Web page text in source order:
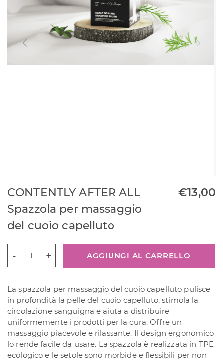
CONTENTLY AFTER ALL
Spazzola per massaggio
del cuoio capelluto
€13,00
AFTER
per
massaggio
del
cuoio
capelluto
quantità
AGGIUNGI AL CARRELLO
La spazzola per massaggio del cuoio capelluto pulisce
in profondità la pelle del cuoio capelluto, stimola la
circolazione sanguigna e aiuta a distribuire
uniformemente i prodotti per la cura. Offre un
massaggio piacevole e rilassante. Il design ergonomico
lo rende facile da usare. La spazzola è realizzata in TPE
ecologico e le setole sono morbide e flessibili per non